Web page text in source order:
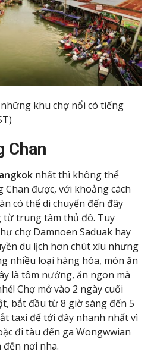
khu chợ nổi có tiếng
Chan
nhất thì không thể
được, với khoảng cách
có thể di chuyển đến đây
từ trung tâm thủ đô. Tuy
chợ Damnoen Saduak hay
du lịch hơn chút xíu nhưng
nhiều loại hàng hóa, món ăn
là tôm nướng, ăn ngon mà
Chợ mở vào 2 ngày cuối
bắt đầu từ 8 giờ sáng đến 5
taxi để tới đây nhanh nhất vì
đi tàu đến ga Wongwwian
đến nơi nha.